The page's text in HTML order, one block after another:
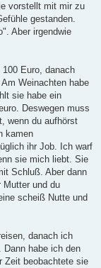
vorstellt mit mir zu
gestanden.
Aber irgendwie
Euro, danach
Weinachten habe
sie habe ein
Deswegen muss
wenn du aufhörst
kamen
ihr Job. Ich warf
sie mich liebt. Sie
Schluß. Aber dann
Mutter und du
scheiß Nutte und
danach ich
habe ich den
Zeit beobachtete sie